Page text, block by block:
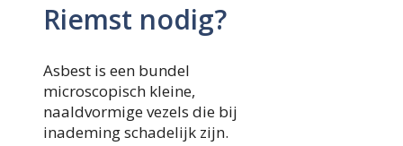
Riemst nodig?
Asbest is een bundel
microscopisch kleine,
naaldvormige vezels die bij
inademing schadelijk zijn.